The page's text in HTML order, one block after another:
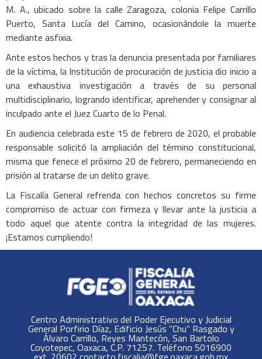
M. A., ubicado sobre la calle Zaragoza, colonia Felipe Carrillo
Puerto, Santa Lucía del Camino, ocasionándole la muerte
mediante asfixia.
Ante estos hechos y tras la denuncia presentada por familiares
de la víctima, la Institución de procuración de justicia dio inicio a
una exhaustiva investigación a través de su personal
multidisciplinario, logrando identificar, aprehender y consignar al
inculpado ante el Juez Cuarto de lo Penal.
En audiencia celebrada este 15 de febrero de 2020, el probable
responsable solicitó la ampliación del término constitucional,
misma que fenece el próximo 20 de febrero, permaneciendo en
prisión al tratarse de un delito grave.
La Fiscalía General refrenda con hechos concretos su firme
compromiso de actuar con firmeza y llevar ante la justicia a
todo aquel que atente contra la integridad de las mujeres.
¡Estamos cumpliendo!
Centro Administrativo del Poder Ejecutivo y Judicial
General Porfirio Díaz, Edificio Jesús "Chu" Rasgado y
Álvaro Carrillo, Reyes Mantecón, San Bartolo
Coyotepec, Oaxaca, C.P. 71257. Teléfono 5016900